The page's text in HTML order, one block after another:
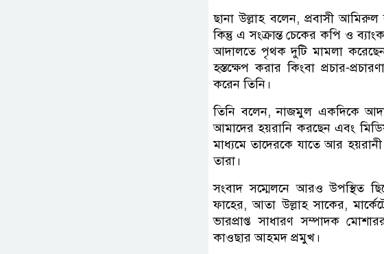
ছানা উল্লাহ বলেন, প্রবাসী
কিন্তু এ সংক্রান্ত চেকের কপি ও
আদালতে পৃথক দুটি মামলা
হস্তক্ষেপ করার কিংবা প্রচার-
করেন তিনি।
তিনি বলেন, নাজমুল একদিকে
আমাদের হয়রানি করছেন এবং
মাধ্যমে তাদেরকে যাতে আর হয়রানী
তারা।
সংবাদ সম্মেলনে আরও উপস্থিত
ফাহের, আতা উল্লাহ সাকের,
ভারপ্রাপ্ত সাধারণ সম্পাদক
কাওছার আহমদ প্রমুখ।